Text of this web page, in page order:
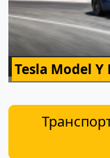
Tesla Model